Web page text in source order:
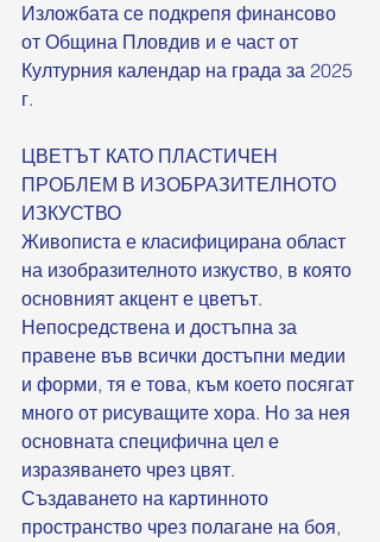
Изложбата се подкрепя финансово
от Община Пловдив и е част от
Културния календар на града за 2025
г.
ЦВЕТЪТ КАТО ПЛАСТИЧЕН
ПРОБЛЕМ В ИЗОБРАЗИТЕЛНОТО
ИЗКУСТВО
Живописта е класифицирана област
на изобразителното изкуство, в която
основният акцент е цветът.
Непосредствена и достъпна за
правене във всички достъпни медии
и форми, тя е това, към което посягат
много от рисуващите хора. Но за нея
основната специфична цел е
изразяването чрез цвят.
Създаването на картинното
пространство чрез полагане на боя,